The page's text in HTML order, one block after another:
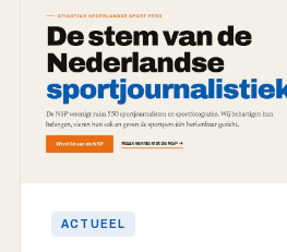
ACTUEEL